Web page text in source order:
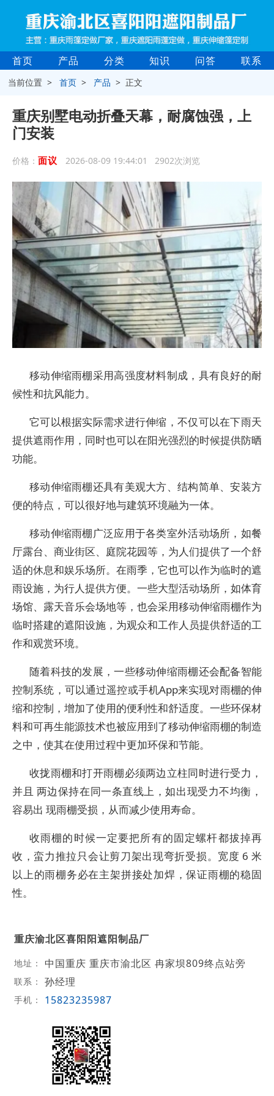
首页 产品 分类 知识 问答 联系
当前位置 >首页 > 产品 > 正文
重庆别墅电动折叠天幕，耐腐蚀强，上
门安装
价格： 面议 2026-08-09 19:44:01 2902次浏览
移动伸缩雨棚采用高强度材料制成，具有良好的耐
候性和抗风能力。
它可以根据实际需求进行伸缩，不仅可以在下雨天
提供遮雨作用，同时也可以在阳光强烈的时候提供防晒
功能。
移动伸缩雨棚还具有美观大方、结构简单、安装方
便的特点，可以很好地与建筑环境融为一体。
移动伸缩雨棚广泛应用于各类室外活动场所，如餐
厅露台、商业街区、庭院花园等，为人们提供了一个舒
适的休息和娱乐场所。在雨季，它也可以作为临时的遮
雨设施，为行人提供方便。一些大型活动场所，如体育
场馆、露天音乐会场地等，也会采用移动伸缩雨棚作为
临时搭建的遮阳设施，为观众和工作人员提供舒适的工
作和观赏环境。
随着科技的发展，一些移动伸缩雨棚还会配备智能
控制系统，可以通过遥控或手机App来实现对雨棚的伸
缩和控制，增加了使用的便利性和舒适度。一些环保材
料和可再生能源技术也被应用到了移动伸缩雨棚的制造
之中，使其在使用过程中更加环保和节能。
收拢雨棚和打开雨棚必须两边立柱同时进行受力，
并且 两边保持在同一条直线上，如出现受力不均衡，
容易出 现雨棚受损，从而减少使用寿命。
收雨棚的时候一定要把所有的固定螺杆都拔掉再
收，蛮力推拉只会让剪刀架出现弯折受损。宽度 6 米
以上的雨棚务必在主架拼接处加焊，保证雨棚的稳固
性。
重庆渝北区喜阳阳遮阳制品厂
地址： 中国重庆 重庆市渝北区 冉家坝809终点站旁
联系： 孙经理
手机： 15823235987